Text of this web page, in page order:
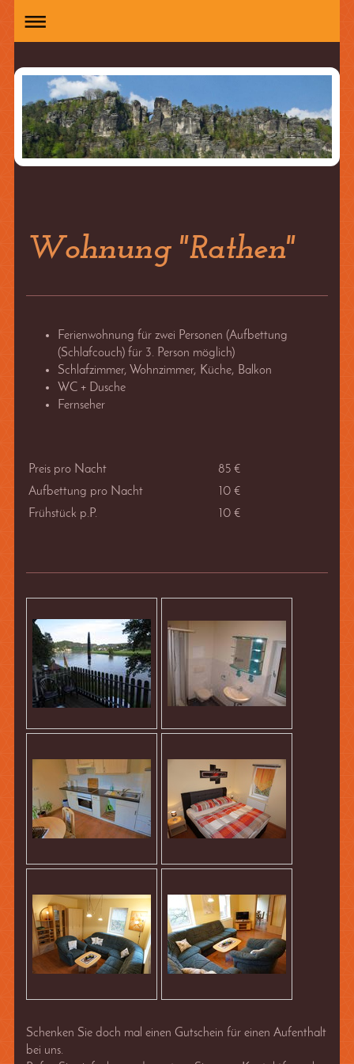
Wohnung "Rathen"
Ferienwohnung für zwei Personen (Aufbettung
(Schlafcouch) für 3. Person möglich)
Schlafzimmer, Wohnzimmer, Küche, Balkon
WC + Dusche
Fernseher
Preis pro Nacht 85 €
Aufbettung pro Nacht
10 €
Frühstück p.P.
10 €
Schenken Sie doch mal einen Gutschein für einen Aufenthalt
bei uns.